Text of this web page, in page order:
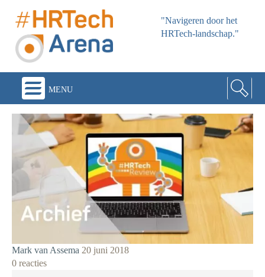
"Navigeren door het
HRTech-landschap."
menu
Mark van Assema 20 juni 2018
0 reacties